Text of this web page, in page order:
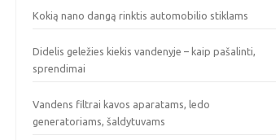
Kokią nano dangą rinktis automobilio stiklams
Didelis geležies kiekis vandenyje – kaip pašalinti,
sprendimai
Vandens filtrai kavos aparatams, ledo
generatoriams, šaldytuvams